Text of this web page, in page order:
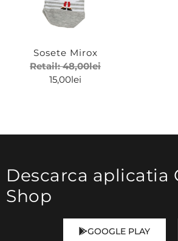
Sosete Mirox
Retail:48,00lei
15,00lei
Descarca aplicatia
Shop
GOOGLE PLAY